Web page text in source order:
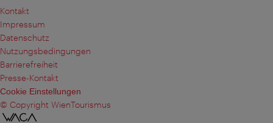
Kontakt
Impressum
Datenschutz
Nutzungsbedingungen
Barrierefreiheit
Presse-Kontakt
Cookie Einstellungen
© Copyright WienTourismus